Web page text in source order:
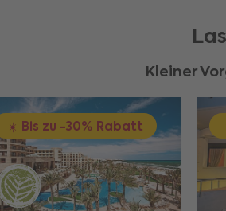
Kleiner
☀️ Bis zu -30% Rabatt